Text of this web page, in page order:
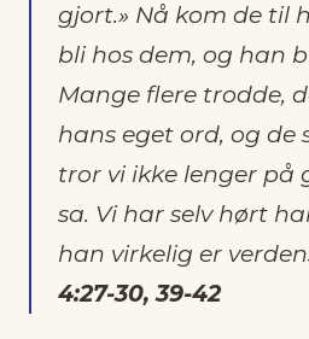
gjort.» Nå kom de til
bli hos dem, og han
Mange flere trodde,
hans eget ord, og de
tror vi ikke lenger på
sa. Vi har selv hørt
han virkelig er
4:27-30, 39-42